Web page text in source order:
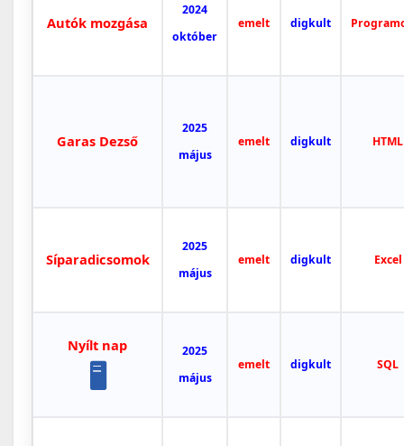
Autók mozgása
2024
október
emelt digkult
Garas Dezső
2025
május
emelt digkult HTML
Síparadicsomok
2025
május
emelt digkult Excel
Nyílt nap
🖥
2025
május
emelt digkult SQL